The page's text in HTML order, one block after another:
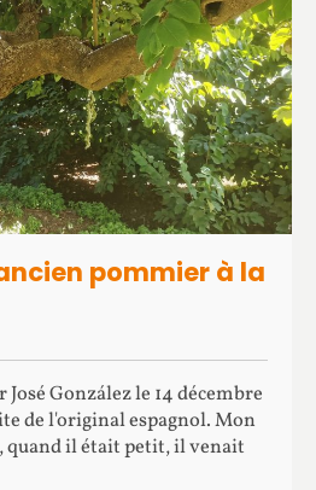
pommier à la
González le 14 décembre
de l'original espagnol. Mon
quand il était petit, il venait